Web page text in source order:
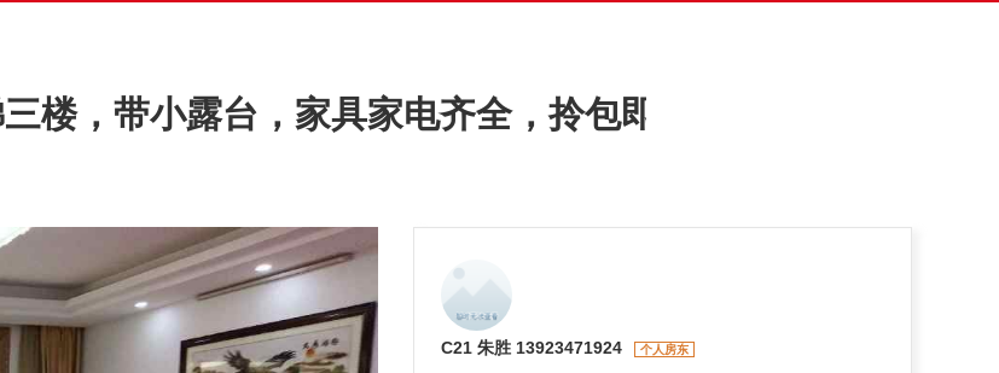
楼，带小露台，家具家电齐全，拎包即住。】
C21 朱胜 13923471924 个人房东